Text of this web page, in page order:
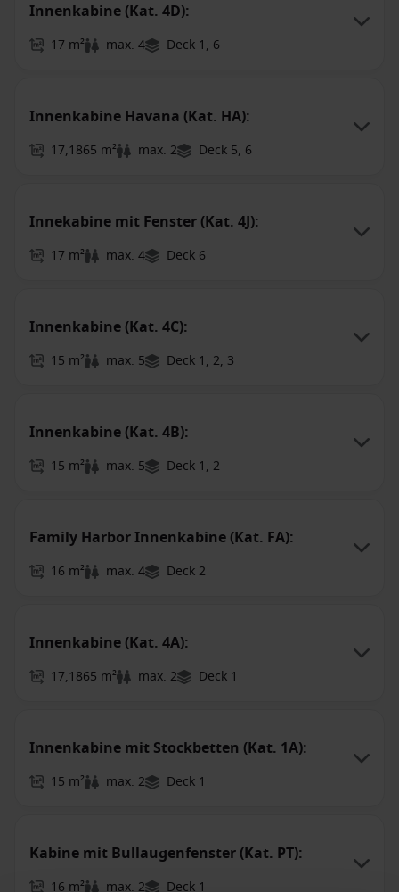
Innenkabine (Kat. 4D):
17 m² max. 4 Deck 1, 6
Innenkabine Havana (Kat. HA):
17,1865 m² max. 2 Deck 5, 6
Innekabine mit Fenster (Kat. 4J):
17 m² max. 4 Deck 6
Innenkabine (Kat. 4C):
15 m² max. 5 Deck 1, 2, 3
Innenkabine (Kat. 4B):
15 m² max. 5 Deck 1, 2
Family Harbor Innenkabine (Kat. FA):
16 m² max. 4 Deck 2
Innenkabine (Kat. 4A):
17,1865 m² max. 2 Deck 1
Innenkabine mit Stockbetten (Kat. 1A):
15 m² max. 2 Deck 1
Kabine mit Bullaugenfenster (Kat. PT):
16 m² max. 2 Deck 1